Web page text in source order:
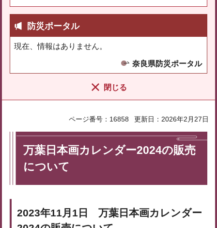
防災ポータル
現在、情報はありません。
奈良県防災ポータル
閉じる
ページ番号：16858 更新日：2026年2月27日
万葉日本画カレンダー2024の販売
について
2023年11月1日 万葉日本画カレンダー